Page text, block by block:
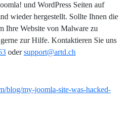
und WordPress Seiten auf
wieder hergestellt. Sollte Ihnen die
Ihre Website von Malware zu
zur Hilfe. Kontaktieren Sie uns
odersupport@artd.ch
blog/my-joomla-site-was-hacked-
Media Tools - Hootsuite vs Buffer vs
Was ist persuasive Design?